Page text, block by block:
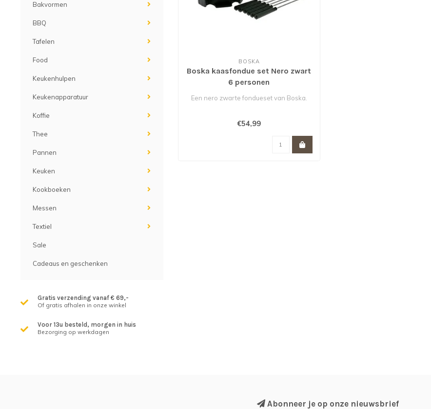
Bakvormen
BBQ
Tafelen
Food
Keukenhulpen
Keukenapparatuur
Koffie
Thee
Pannen
Keuken
Kookboeken
Messen
Textiel
Sale
Cadeaus en geschenken
Gratis verzending vanaf € 69,-
Of gratis afhalen in onze winkel
Voor 13u besteld, morgen in huis
Bezorging op werkdagen
BOSKA
Boska kaasfondue set Nero zwart
6 personen
Een nero zwarte fondueset van Boska.
€54,99
Abonneer je op onze nieuwsbrief